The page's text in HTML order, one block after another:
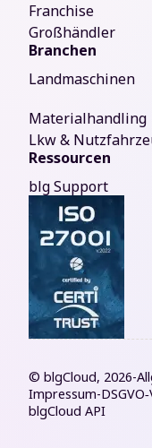
Franchise
Großhändler
Branchen
Landmaschinen
Materialhandling
Lkw &
Ressourcen
blg Support
© blgCloud, 2026-
Impressum-
blgCloud API